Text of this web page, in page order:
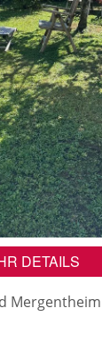
DETAILS
Mergentheim